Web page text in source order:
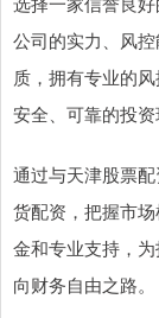
公司的实力、风
质，拥有专业的
安全、可靠的投资
通过与天津股票
货配资，把握市
金和专业支持，
向财务自由之路。